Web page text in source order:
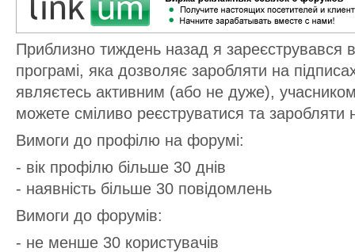
Приблизно тиждень назад я зареєструвався в
програмі, яка дозволяє заробляти на
являєтесь активним (або не дуже),
можете сміливо реєструватися та заробляти
Вимоги до профілю на форумі:
- вік профілю більше 30 днів
- наявність більше 30 повідомлень
Вимоги до форумів:
- не менше 30 користувачів